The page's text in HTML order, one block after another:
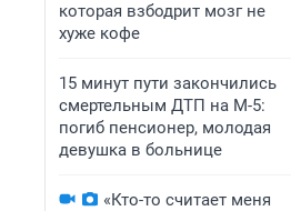
которая взбодрит мозг не
хуже кофе
15 минут пути закончились
смертельным ДТП на М-5:
погиб пенсионер, молодая
девушка в больнице
«Кто-то считает меня